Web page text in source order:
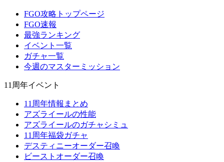
FGO攻略トップページ
FGO速報
最強ランキング
イベント一覧
ガチャ一覧
今週のマスターミッション
11周年イベント
11周年情報まとめ
アズライールの性能
アズライールのガチャシミュ
11周年福袋ガチャ
デスティニーオーダー召喚
ビーストオーダー召喚